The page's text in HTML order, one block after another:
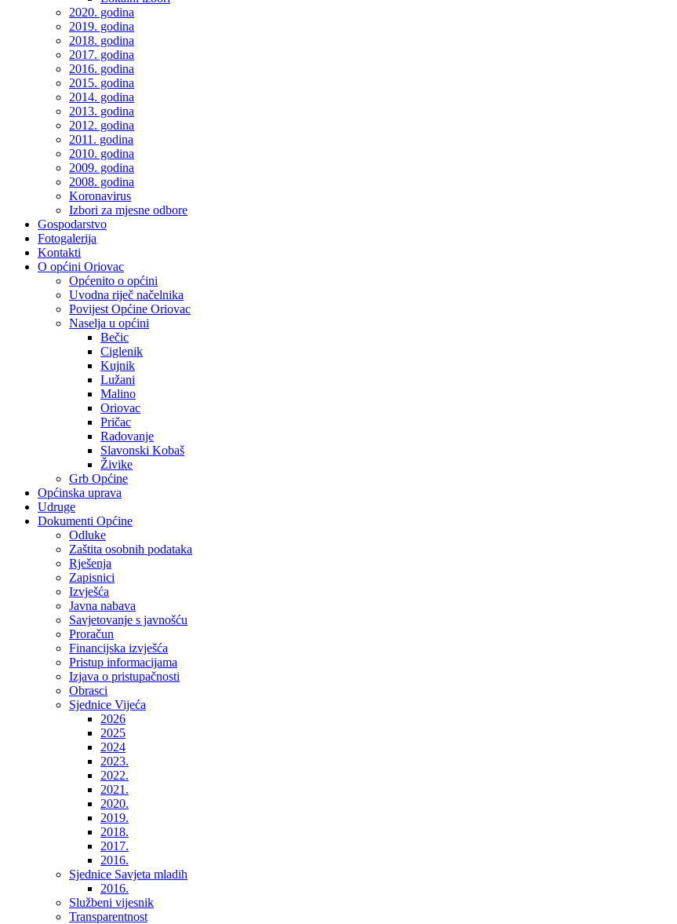
2020. godina
2019. godina
2018. godina
2017. godina
2016. godina
2015. godina
2014. godina
2013. godina
2012. godina
2011. godina
2010. godina
2009. godina
2008. godina
Koronavirus
Izbori za mjesne odbore
Gospodarstvo
Fotogalerija
Kontakti
O općini Oriovac
Općenito o općini
Uvodna riječ načelnika
Povijest Općine Oriovac
Naselja u općini
Bečic
Ciglenik
Kujnik
Lužani
Malino
Oriovac
Pričac
Radovanje
Slavonski Kobaš
Živike
Grb Općine
Općinska uprava
Udruge
Dokumenti Općine
Odluke
Zaštita osobnih podataka
Rješenja
Zapisnici
Izvješća
Javna nabava
Savjetovanje s javnošću
Proračun
Financijska izvješća
Pristup informacijama
Izjava o pristupačnosti
Obrasci
Sjednice Vijeća
2026
2025
2024
2023.
2022.
2021.
2020.
2019.
2018.
2017.
2016.
Sjednice Savjeta mladih
2016.
Službeni vijesnik
Transparentnost